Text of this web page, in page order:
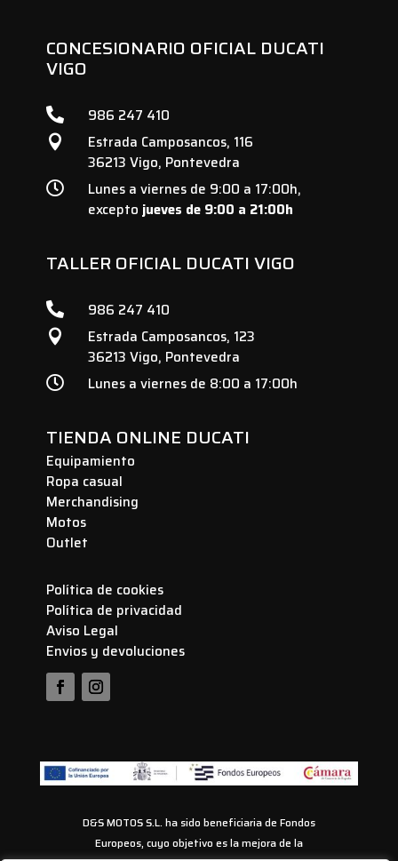
CONCESIONARIO OFICIAL DUCATI
VIGO
 986 247 410

Estrada Camposancos, 116
36213 Vigo, Pontevedra

Lunes a viernes de 9:00 a 17:00h,
excepto jueves de 9:00 a 21:00h
TALLER OFICIAL DUCATI VIGO
 986 247 410

Estrada Camposancos, 123
36213 Vigo, Pontevedra
 Lunes a viernes de 8:00 a 17:00h
TIENDA ONLINE DUCATI
Equipamiento
Ropa casual
Merchandising
Motos
Outlet
Política de cookies
Política de privacidad
Aviso Legal
Envios y devoluciones
D&S MOTOS S.L. ha sido beneficiaria de Fondos
Europeos, cuyo objetivo es la mejora de la